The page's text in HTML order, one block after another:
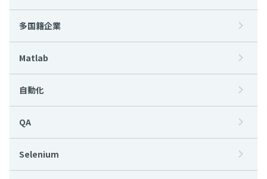
多国籍企業
Matlab
自動化
QA
Selenium